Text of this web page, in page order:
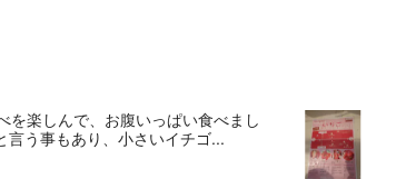
楽しんで、お腹いっぱい食べまし
う事もあり、小さいイチゴ...